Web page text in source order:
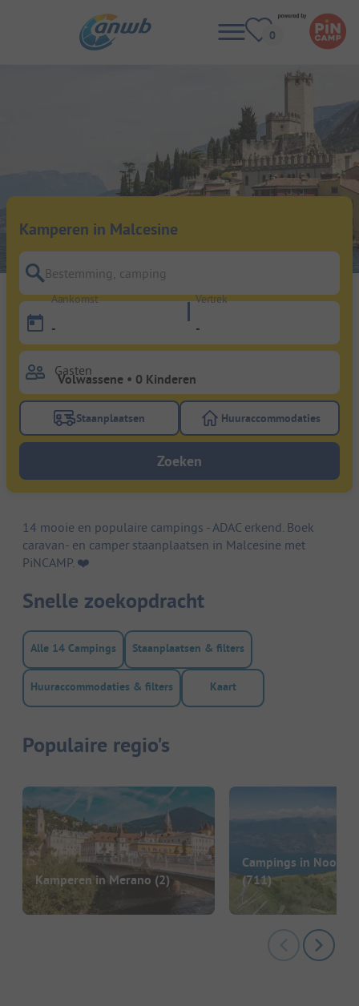
Kamperen in Malcesine
Bestemming, camping
Aankomst
-
Vertrek
-
Gasten
Gebruik de filterknop staanplaatsen om te zoeken
Staanplaatsen Gebruik de
Huuraccommodaties
Zoeken
14 mooie en populaire campings - ADAC erkend. Boek
caravan- en camper staanplaatsen in Malcesine met
PiNCAMP. ❤️️
Snelle zoekopdracht
Alle 14 Campings Staanplaatsen & filters
Huuraccommodaties & filters Kaart
Populaire regio's
Kamperen in Merano (2)
Campings in Noord-
(711)